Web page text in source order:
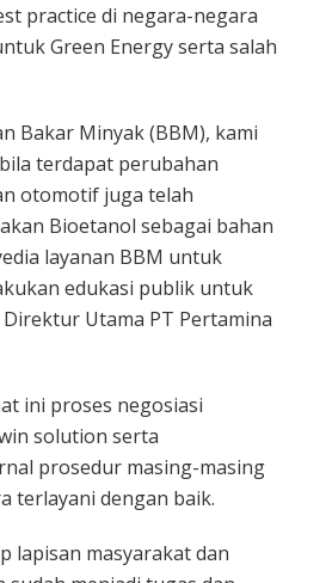
practice di negara-negara
Green Energy serta salah
Bakar Minyak (BBM), kami
terdapat perubahan
otomotif juga telah
Bioetanol sebagai bahan
layanan BBM untuk
edukasi publik untuk
Utama PT Pertamina
ini proses negosiasi
solution serta
prosedur masing-masing
terlayani dengan baik.
lapisan masyarakat dan